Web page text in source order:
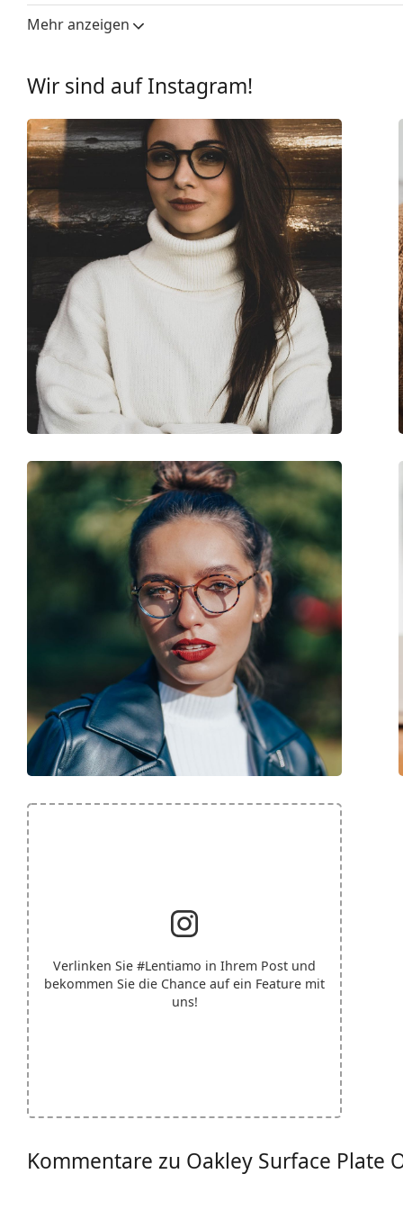
Weiteres
Marke:
Mehr anzeigen
Wir sind auf Instagram!
Verlinken Sie #Lentiamo in Ihrem Post und
bekommen Sie die Chance auf ein Feature mit
uns!
Kommentare zu Oakley Surface Plate